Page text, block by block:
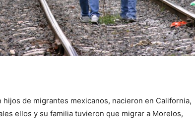
hijos de migrantes mexicanos, nacieron en California,
ellos y su familia tuvieron que migrar a Morelos,